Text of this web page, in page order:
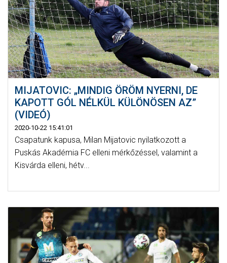
MIJATOVIC: „MINDIG ÖRÖM NYERNI, DE
KAPOTT GÓL NÉLKÜL KÜLÖNÖSEN AZ”
(VIDEÓ)
2020-10-22 15:41:01
Csapatunk kapusa, Milan Mijatovic nyilatkozott a
Puskás Akadémia FC elleni mérkőzéssel, valamint a
Kisvárda elleni, hétv...